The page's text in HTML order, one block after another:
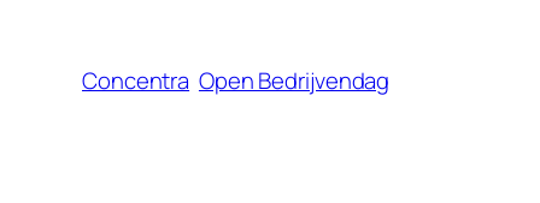
Concentra Open Bedrijvendag